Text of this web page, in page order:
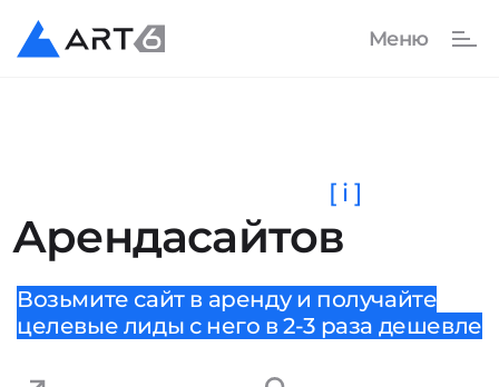
Арендасайтов
[ i ]
Возьмите сайт в аренду и получайте
целевые лиды с него в 2-3 раза дешевле